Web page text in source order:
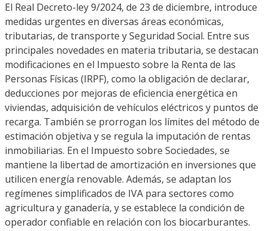
El Real Decreto-ley 9/2024, de 23 de diciembre, introduce
medidas urgentes en diversas áreas económicas,
tributarias, de transporte y Seguridad Social. Entre sus
principales novedades en materia tributaria, se destacan
modificaciones en el Impuesto sobre la Renta de las
Personas Físicas (IRPF), como la obligación de declarar,
deducciones por mejoras de eficiencia energética en
viviendas, adquisición de vehículos eléctricos y puntos de
recarga. También se prorrogan los límites del método de
estimación objetiva y se regula la imputación de rentas
inmobiliarias. En el Impuesto sobre Sociedades, se
mantiene la libertad de amortización en inversiones que
utilicen energía renovable. Además, se adaptan los
regímenes simplificados de IVA para sectores como
agricultura y ganadería, y se establece la condición de
operador confiable en relación con los biocarburantes.